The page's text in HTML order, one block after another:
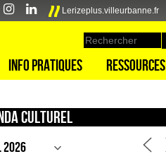
Lerizeplus.villeurbanne.fr
Info pratiques Ressources
culturel